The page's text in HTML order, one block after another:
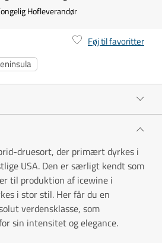
Hofleverandør
Føj til favoritter
druesort, der primært dyrkes i
USA. Den er særligt kendt som
til produktion af icewine i
i stor stil. Her får du en
verdensklasse, som
sin intensitet og elegance.